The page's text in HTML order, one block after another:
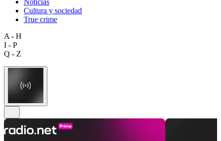
Cultura y sociedad
True crime
A - H
I - P
Q - Z